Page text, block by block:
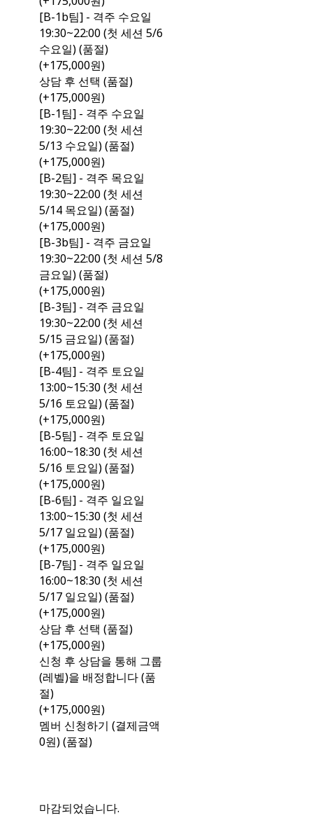
[B-1b팀] - 격주 수요일
19:30~22:00 (첫 세션 5/6
수요일) (품절)
(+175,000원)
상담 후 선택 (품절)
(+175,000원)
[B-1팀] - 격주 수요일
19:30~22:00 (첫 세션
5/13 수요일) (품절)
(+175,000원)
[B-2팀] - 격주 목요일
19:30~22:00 (첫 세션
5/14 목요일) (품절)
(+175,000원)
[B-3b팀] - 격주 금요일
19:30~22:00 (첫 세션 5/8
금요일) (품절)
(+175,000원)
[B-3팀] - 격주 금요일
19:30~22:00 (첫 세션
5/15 금요일) (품절)
(+175,000원)
[B-4팀] - 격주 토요일
13:00~15:30 (첫 세션
5/16 토요일) (품절)
(+175,000원)
[B-5팀] - 격주 토요일
16:00~18:30 (첫 세션
5/16 토요일) (품절)
(+175,000원)
[B-6팀] - 격주 일요일
13:00~15:30 (첫 세션
5/17 일요일) (품절)
(+175,000원)
[B-7팀] - 격주 일요일
16:00~18:30 (첫 세션
5/17 일요일) (품절)
(+175,000원)
상담 후 선택 (품절)
(+175,000원)
신청 후 상담을 통해 그룹
(레벨)을 배정합니다 (품
절)
(+175,000원)
멤버 신청하기 (결제금액
0원) (품절)